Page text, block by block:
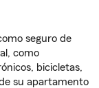
seguro de
como
bicicletas,
su apartamento